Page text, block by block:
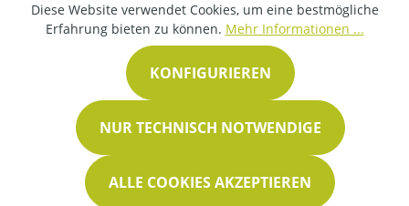
Diese Website verwendet Cookies, um eine bestmögliche
Erfahrung bieten zu können. Mehr Informationen ...
NUR TECHNISCH NOTWENDIGE
KONFIGURIEREN
ALLE COOKIES AKZEPTIEREN